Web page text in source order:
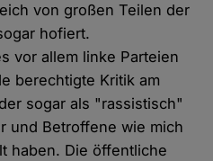
von großen Teilen der
hofiert.
vor allem linke Parteien
berechtigte Kritik am
sogar als "rassistisch"
und Betroffene wie mich
haben. Die öffentliche